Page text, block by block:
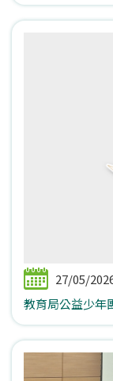
27/05/
教育局公益少年